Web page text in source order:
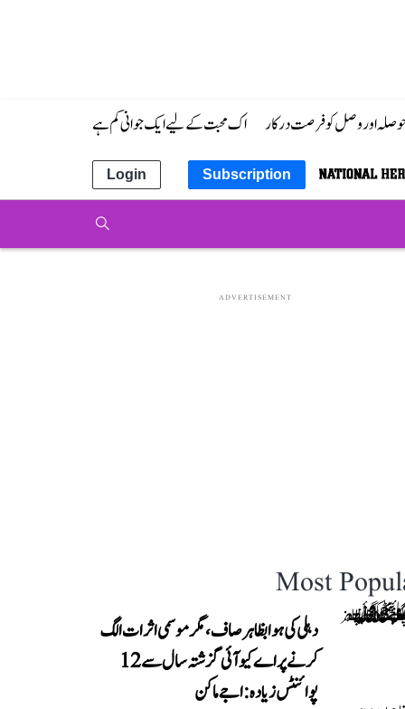
حوصلہ اور وصل کو فرصت درکار اک محبت کے لیے ایک جوانی کم ہے
Subscription
Login
ADVERTISEMENT
Most
دہلی کی ہوا بظاہر صاف، مگر موسمی اثرات الگ
کرنے پر اے کیو آئی گزشتہ سال سے 12
پوائنٹس زیادہ: اجے ماکن